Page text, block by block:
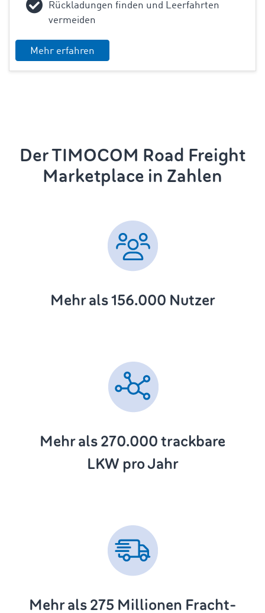
Rückladungen finden und Leerfahrten
vermeiden
Mehr erfahren
Der TIMOCOM Road Freight
Marketplace in Zahlen
Mehr als 156.000 Nutzer
Mehr als 270.000trackbare
LKW pro Jahr
Mehr als 275 Millionen Fracht-